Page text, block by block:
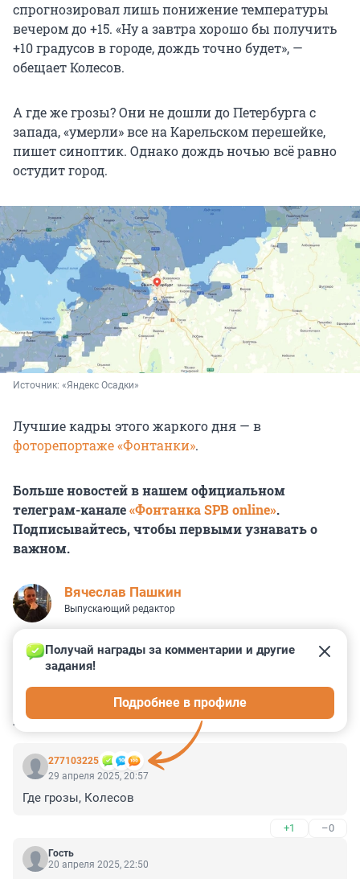
спрогнозировал лишь понижение температуры
вечеромдо +15. «Ну а завтра хорошо бы получить
+10 градусовв городе, дождь точно будет», —
обещает Колесов.
А где же грозы? Они не дошли до Петербурга с
запада, «умерли» все на Карельском перешейке,
пишет синоптик. Однако дождь ночью всё равно
остудит город.
Источник: «Яндекс Осадки»
Лучшие кадры этого жаркого дня — в
фоторепортаже «Фонтанки».
Больше новостей в нашем официальном
телеграм-канале«Фонтанка SPB online».
Подписывайтесь, чтобы первыми узнавать о
важном.
Вячеслав Пашкин
Выпускающий редактор
КОММЕНТАРИИ 123
277103225
Получай награды за комментарии и другие
задания!
Подробнее в профиле
29 апреля 2025, 20:57
Где грозы, Колесов
+1 –0
Гость
20 апреля 2025, 22:50